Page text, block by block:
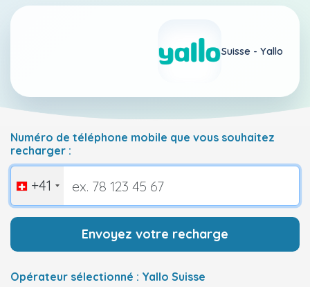
Suisse - Yallo
Numéro de téléphone mobile que vous souhaitez
recharger :
+41
Envoyez votre recharge
Opérateur sélectionné : Yallo Suisse